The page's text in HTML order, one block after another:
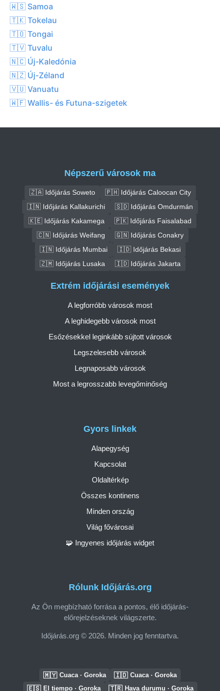
🇼🇸 Samoa
🇹🇰 Tokelau
🇹🇴 Tongai
🇹🇻 Tuvalu
🇳🇨 Új-Kaledónia
🇳🇿 Új-Zéland
🇻🇺 Vanuatu
🇼🇫 Wallis- és Futuna-szigetek
Népszerű városok ma
🇿🇦 Időjárás Soweto
🇵🇭 Időjárás Caloocan City
🇮🇳 Időjárás Kallakurichi
🇸🇩 Időjárás Omdurmán
🇰🇪 Időjárás Kakamega
🇵🇰 Időjárás Faisalabad
🇨🇳 Időjárás Weifang
🇬🇳 Időjárás Conakry
🇮🇳 Időjárás Mumbai
🇮🇩 Időjárás Bekasi
🇿🇲 Időjárás Lusaka
🇮🇩 Időjárás Jakarta
Rólunk Időjárás.org
Az Ön megbízható forrása a pontos, élő időjárás-
előrejelzéseknek világszerte.
Időjárás.org © 2026. Minden jog fenntartva.
Gyors linkek
Alapegység
Kapcsolat
Oldaltérkép
Összes kontinens
Minden ország
Világ fővárosai
🧩 Ingyenes időjárás widget
Extrém időjárási események
A legforróbb városok most
A leghidegebb városok most
Esőzésekkel leginkább sújtott városok
Legszelesebb városok
Legnaposabb városok
Most a legrosszabb levegőminőség
🇲🇾 Cuaca · Goroka 🇮🇩 Cuaca · Goroka
🇪🇸 El tiempo · Goroka 🇹🇷 Hava durumu · Goroka